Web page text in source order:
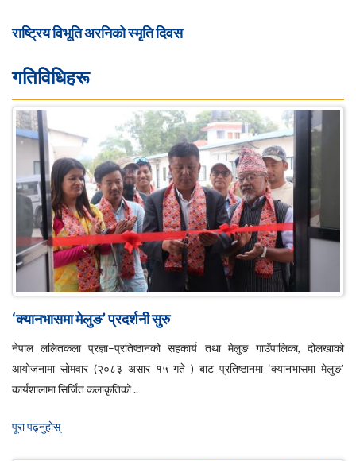
राष्ट्रिय विभूति अरनिको स्मृति दिवस
गतिविधिहरू
‘क्यानभासमा मेलुङ’ प्रदर्शनी सुरु
नेपाल ललितकला प्रज्ञा–प्रतिष्ठानको सहकार्य तथा मेलुङ गाउँपालिका, दोलखाको
आयोजनामा सोमवार (२०८३ असार १५ गते ) बाट प्रतिष्ठानमा ‘क्यानभासमा मेलुङ’
कार्यशालामा सिर्जित कलाकृतिको ..
पूरा पढ्नुहाेस्